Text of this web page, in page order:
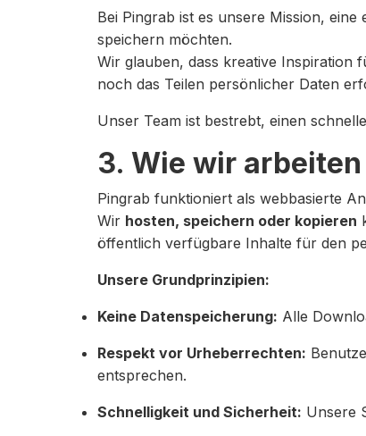
Bei Pingrab ist es unsere Mission,
speichern möchten.
Wir glauben, dass kreative Inspiration
noch das Teilen persönlicher Daten
Unser Team ist bestrebt, einen
3. Wie wir arbeiten
Pingrab funktioniert als webbasierte
Wir hosten, speichern oder kopieren
öffentlich verfügbare Inhalte für den
Unsere Grundprinzipien:
Keine Datenspeicherung: Alle
Respekt vor Urheberrechten:
entsprechen.
Schnelligkeit und Sicherheit: Unsere